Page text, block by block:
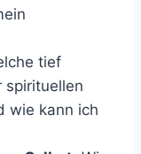
tief
spirituellen
wie kann ich